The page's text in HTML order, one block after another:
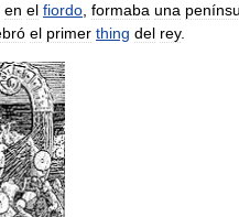
en el fiordo, formaba una
el primer thing del rey.